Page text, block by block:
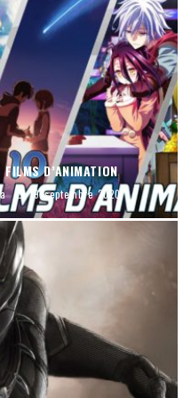
D’ANIMATION
19 septembre 2020